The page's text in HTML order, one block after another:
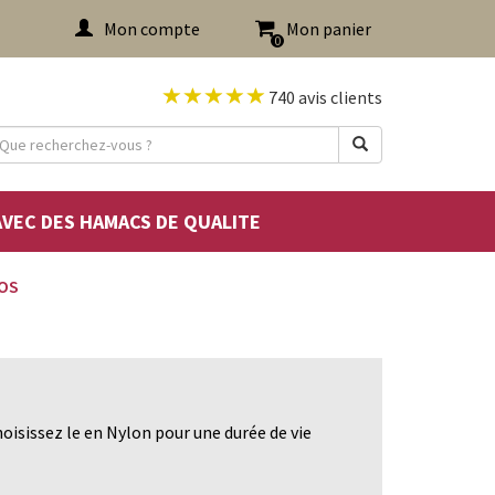
0
Mon panier
Mon compte
740 avis clients
DES HAMACS DE QUALITE
le en Nylon pour une durée de vie